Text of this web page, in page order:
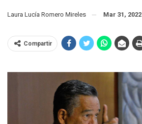
Laura Lucía Romero Mireles Mar 31, 2022
Compartir